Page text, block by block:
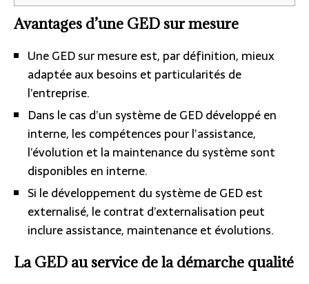
Avantages d’une GED sur mesure
Une GED sur mesure est, par définition, mieux
adaptée aux besoins et particularités de
l’entreprise.
Dans le cas d’un système de GED développé en
interne, les compétences pour l’assistance,
l’évolution et la maintenance du système sont
disponibles en interne.
Si le développement du système de GED est
externalisé, le contrat d’externalisation peut
inclure assistance, maintenance et évolutions.
La GED au service de la démarche qualité